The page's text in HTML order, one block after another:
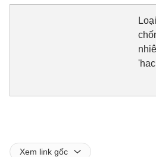
Xem link gốc